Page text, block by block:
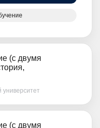
(с двумя
университет
(с двумя